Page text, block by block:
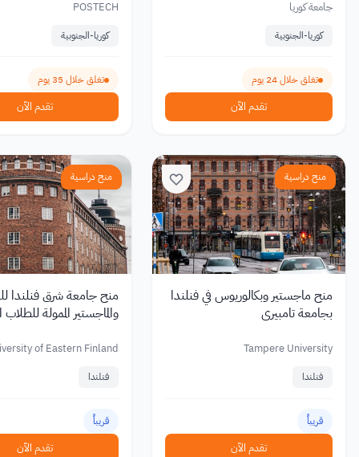
جامعة كوريا
كوريا-الجنوبية
تغلق خلال 24 يوم
تقدم الآن
POSTECH
كوريا-الجنوبية
تغلق خلال 35 يوم
تقدم الآن
منح دراسية
منح ماجستير وبكالوريوس في فنلندا
بجامعة تامبيري
Tampere University
فنلندا
قريباً
تقدم الآن
منح دراسية
منح جامعة شرق فنلندا
والماجستير الممولة
of Eastern Finland
فنلندا
قريباً
تقدم الآن